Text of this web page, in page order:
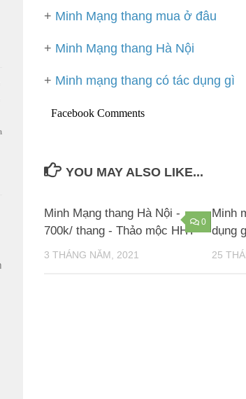
+ Minh Mạng thang mua ở đâu
+ Minh Mạng thang Hà Nội
+ Minh mạng thang có tác dụng gì
Facebook Comments
YOU MAY ALSO LIKE...
0
Minh Mạng thang Hà Nội -
700k/ thang - Thảo mộc HHT
3 THÁNG NĂM, 2021
Minh
dụng
25